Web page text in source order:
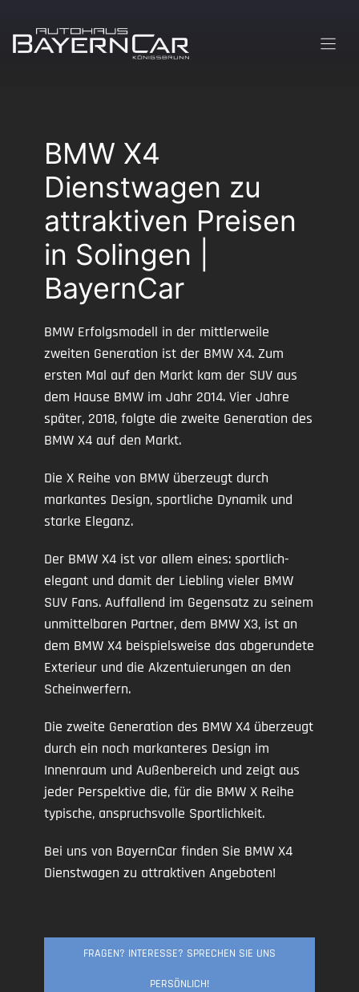
Inhalt
springen
BMW X4
Dienstwagen zu
attraktiven Preisen
in Solingen |
BayernCar
BMW Erfolgsmodell in der mittlerweile
zweiten Generation ist der BMW X4. Zum
ersten Mal auf den Markt kam der SUV aus
dem Hause BMW im Jahr 2014. Vier Jahre
später, 2018, folgte die zweite Generation des
BMW X4 auf den Markt.
Die X Reihe von BMW überzeugt durch
markantes Design, sportliche Dynamik und
starke Eleganz.
Der BMW X4 ist vor allem eines: sportlich-
elegant und damit der Liebling vieler BMW
SUV Fans. Auffallend im Gegensatz zu seinem
unmittelbaren Partner, dem BMW X3, ist an
dem BMW X4 beispielsweise das abgerundete
Exterieur und die Akzentuierungen an den
Scheinwerfern.
Die zweite Generation des BMW X4 überzeugt
durch ein noch markanteres Design im
Innenraum und Außenbereich und zeigt aus
jeder Perspektive die, für die BMW X Reihe
typische, anspruchsvolle Sportlichkeit.
Bei uns von BayernCar finden Sie BMW X4
Dienstwagen zu attraktiven Angeboten!
FRAGEN? INTERESSE? SPRECHEN SIE UNS
PERSÖNLICH!